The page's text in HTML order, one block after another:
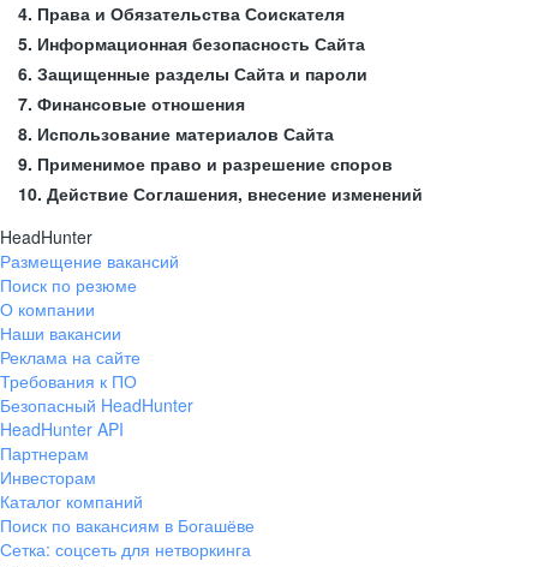
4. Права и Обязательства Соискателя
5. Информационная безопасность Сайта
6. Защищенные разделы Сайта и пароли
7. Финансовые отношения
8. Использование материалов Сайта
9. Применимое право и разрешение споров
10. Действие Соглашения, внесение изменений
HeadHunter
Размещение вакансий
Поиск по резюме
О компании
Наши вакансии
Реклама на сайте
Требования к ПО
Безопасный HeadHunter
HeadHunter API
Партнерам
Инвесторам
Каталог компаний
Поиск по вакансиям в Богашёве
Сетка: соцсеть для нетворкинга